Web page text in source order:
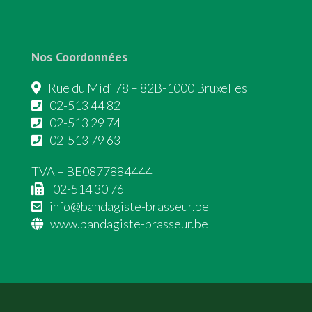
Nos Coordonnées
Rue du Midi 78 – 82B-1000 Bruxelles
02-513 44 82
02-513 29 74
02-513 79 63
TVA – BE0877884444
02-514 30 76
info@bandagiste-brasseur.be
www.bandagiste-brasseur.be